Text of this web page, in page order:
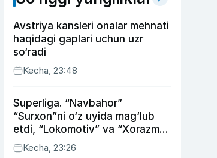
Avstriya kansleri onalar mehnati
haqidagi gaplari uchun uzr
so‘radi
Kecha, 23:48
Superliga. “Navbahor”
“Surxon”ni o‘z uyida mag‘lub
etdi, “Lokomotiv” va “Xorazm”
uyda g‘alaba qozondi
Kecha, 23:26